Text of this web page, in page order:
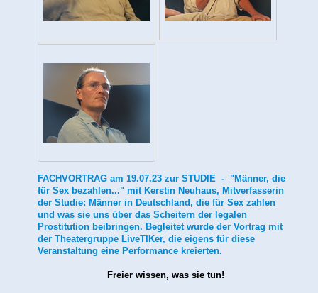
FACHVORTRAG am 19.07.23 zur STUDIE - "Männer, die
für Sex bezahlen..." mit Kerstin Neuhaus, Mitverfasserin
der Studie: Männer in Deutschland, die für Sex zahlen
und was sie uns über das Scheitern der legalen
Prostitution beibringen. Begleitet wurde der Vortrag mit
der Theatergruppe LiveTIKer, die eigens für diese
Veranstaltung eine Performance kreierten.
Freier wissen, was sie tun!